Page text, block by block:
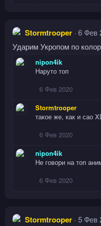
Stormtrooper 6 Фев
Ударим Укропом по
nipon4ik
Наруто топ
6 Фев 2020
Stormtrooper
такое же, как и сао
6 Фев 2020
nipon4ik
Не говори на топ
6 Фев 2020
Stormtrooper 5 Фев